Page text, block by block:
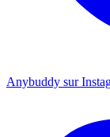
Anybuddy sur